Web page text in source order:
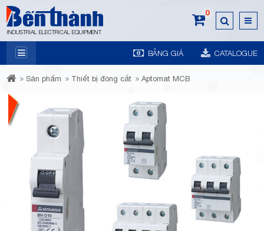
INDUSTRIAL ELECTRICAL EQUIPMENT
0
BẢNG GIÁ CATALOGUE
7A
Trương
Sản phẩm Thiết bị đóng cắt Aptomat MCB